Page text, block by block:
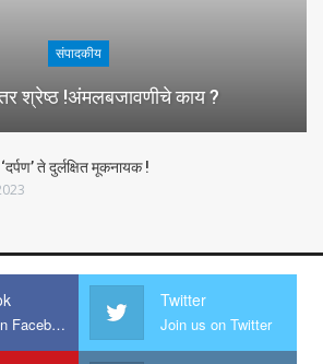
संपादकीय
श्रेष्ठ !अंमलबजावणीचे काय ?
ते दुर्लक्षित मूकनायक !
Join us on Facebook
Twitter
Join us on Twitter